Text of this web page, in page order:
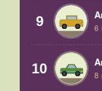
9 6
10 8